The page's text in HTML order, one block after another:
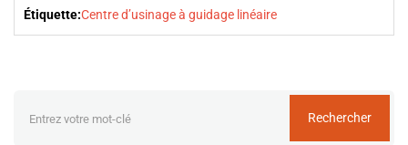
Étiquette:Centre d’usinage à guidage linéaire
Rechercher